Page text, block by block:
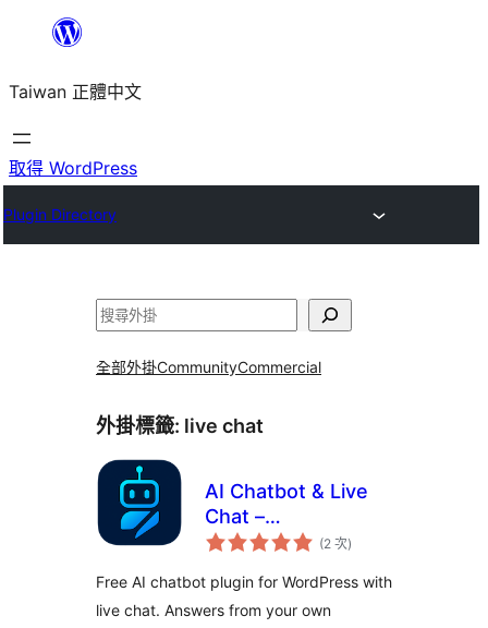
主
要
內
Taiwan 正體中文
取得 WordPress
Plugin Directory
搜
全部外掛CommunityCommercial
外掛標籤: live chat
AI Chatbot & Live
Chat –
WebChatAgent
(2 次評
分
數
)
Free AI chatbot plugin for WordPress with
live chat. Answers from your own